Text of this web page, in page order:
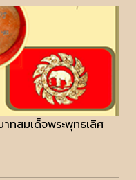
ทสมเด็จพระพุทธเลิศ